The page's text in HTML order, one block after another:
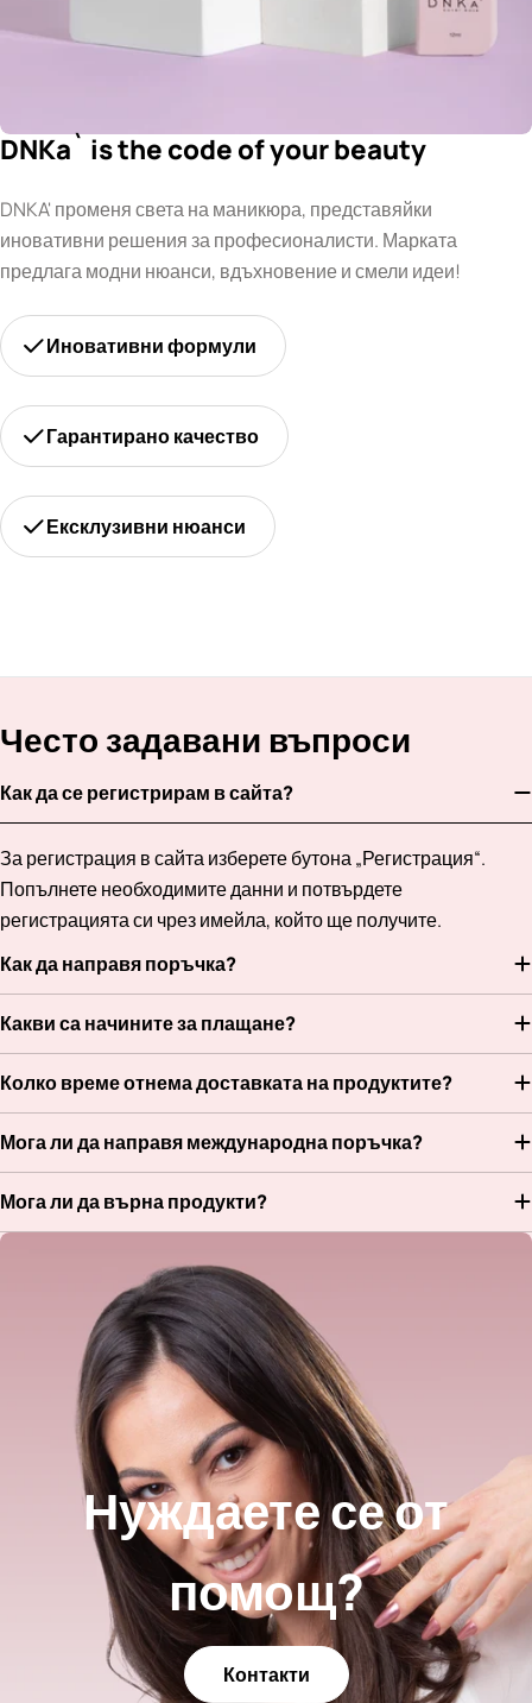
DNKa` is the code of your beauty
DNKA' променя света на маникюра, представяйки
иновативни решения за професионалисти. Марката
предлага модни нюанси, вдъхновение и смели идеи!
Иновативни формули
Гарантирано качество
Ексклузивни нюанси
Нуждаете се от
помощ?
Контакти
Често задавани въпроси
Как да се регистрирам в сайта?
За регистрация в сайта изберете бутона „Регистрация“.
Попълнете необходимите данни и потвърдете
регистрацията си чрез имейла, който ще получите.
Как да направя поръчка?
Какви са начините за плащане?
Колко време отнема доставката на продуктите?
Мога ли да направя международна поръчка?
Мога ли да върна продукти?